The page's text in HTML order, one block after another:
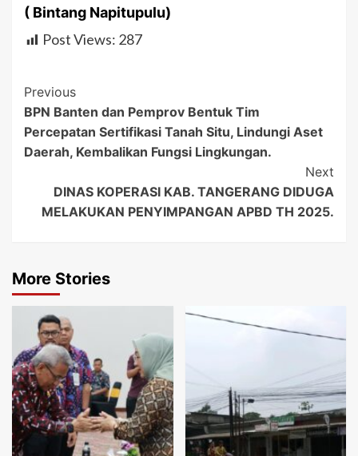
( Bintang Napitupulu)
Post Views: 287
Post
Navigation
Previous
BPN Banten dan Pemprov Bentuk Tim
Percepatan Sertifikasi Tanah Situ, Lindungi Aset
Daerah, Kembalikan Fungsi Lingkungan.
Next
DINAS KOPERASI KAB. TANGERANG DIDUGA
MELAKUKAN PENYIMPANGAN APBD TH 2025.
More Stories